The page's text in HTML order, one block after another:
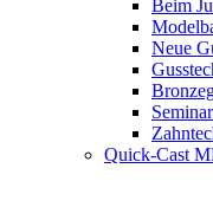
Beim
Neue
Quick-Cast